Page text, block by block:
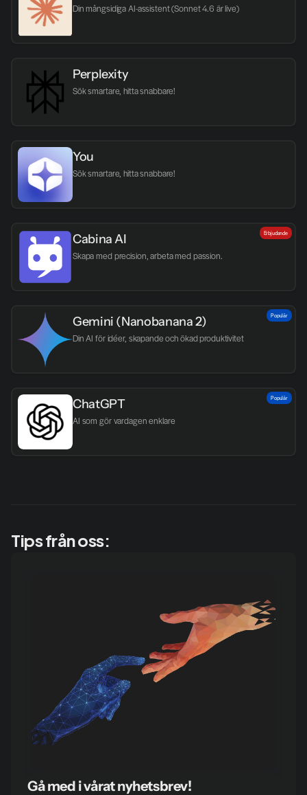
Gå med i vårat nyhetsbrev!
Din mångsidiga AI-assistent (Sonnet 4.6 är live)
Perplexity
Sök smartare, hitta snabbare!
You
Sök smartare, hitta snabbare!
Cabina AI
Skapa med precision, arbeta med passion.
Erbjudande
Gemini (Nanobanana 2)
Din AI för idéer, skapande och ökad produktivitet
Populär
ChatGPT
AI som gör vardagen enklare
Populär
Tips från oss: